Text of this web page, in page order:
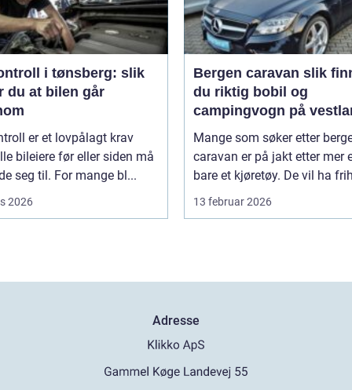
i tønsberg: slik
du at bilen går
er et lovpålagt krav
bileiere før eller siden må
seg til. For mange bl...
2026
Bergen caravan slik finner
du riktig bobil og
campingvogn på
Mange som søker etter
caravan er på jakt etter mer
bare et kjøretøy. De vil ha
13 februar 2026
Adresse